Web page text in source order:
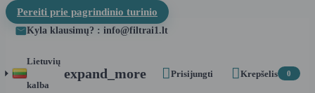
Pereiti prie pagrindinio turinio
Kyla klausimų? : info@filtrai1.lt
Lietuvių
kalba
expand_more Prisijungti Krepšelis 0